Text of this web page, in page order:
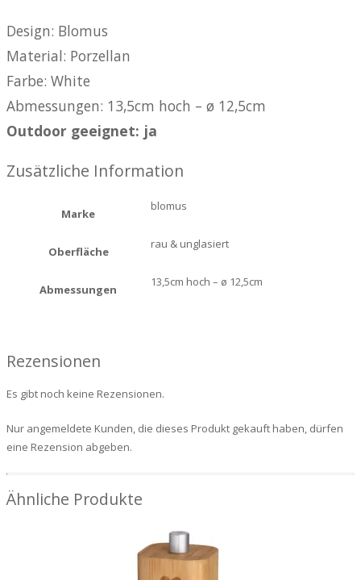
Design: Blomus
Material: Porzellan
Farbe: White
Abmessungen: 13,5cm hoch – ø 12,5cm
Outdoor geeignet: ja
Zusätzliche Information
Marke
blomus
Oberfläche
rau & unglasiert
Abmessungen
13,5cm hoch – ø 12,5cm
Rezensionen
Es gibt noch keine Rezensionen.
Nur angemeldete Kunden, die dieses Produkt gekauft haben, dürfen
eine Rezension abgeben.
Ähnliche Produkte